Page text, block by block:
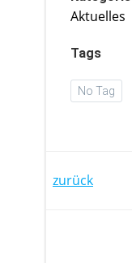
Aktuelles
Tags
No Tag
Post
zurück